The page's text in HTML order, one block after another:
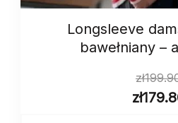
Longsleeve
bawełniany –
zł
zł